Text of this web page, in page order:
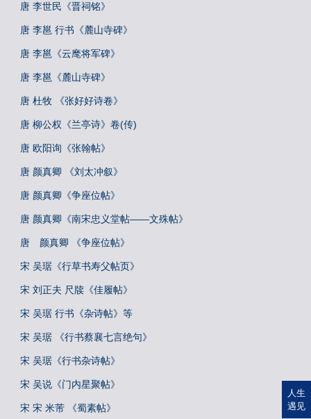
唐 李世民《晋祠铭》
唐 李邕 行书《麓山寺碑》
唐 李邕《云麾将军碑》
唐 李邕《麓山寺碑》
唐 杜牧 《张好好诗卷》
唐 柳公权《兰亭诗》卷(传)
唐 欧阳询《张翰帖》
唐 颜真卿 《刘太冲叙》
唐 颜真卿《争座位帖》
唐 颜真卿《南宋忠义堂帖——文殊帖》
唐 颜真卿 《争座位帖》
宋 吴琚《行草书寿父帖页》
宋 刘正夫 尺牍《佳履帖》
宋 吴琚 行书《杂诗帖》等
宋 吴琚 《行书蔡襄七言绝句》
宋 吴琚《行书杂诗帖》
宋 吴说《门内星聚帖》
宋 宋 米芾 《蜀素帖》
人生
遇见